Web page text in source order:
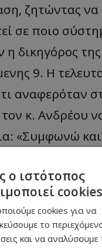
ζητώντας να
σε ποιο
δικηγόρος της
9. Η
αναφερόταν
κ. Ανδρέου
«Συμφωνώ
του ποινικού
από τον
11, επίσης
ο ιστότοπος
cookies
cookies για να
το
και να αναλύσουμε